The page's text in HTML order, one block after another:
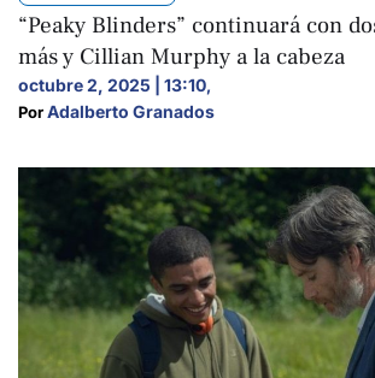
“Peaky Blinders” continuará con
más y Cillian Murphy a la cabeza
octubre 2, 2025 | 13:10,
Por Adalberto Granados